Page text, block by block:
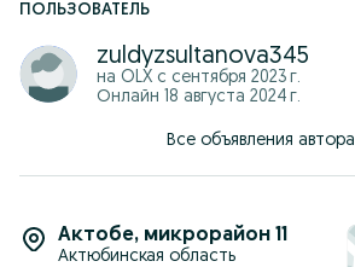
ПОЛЬЗОВАТЕЛЬ
zuldyzsultanova345
на OLX с сентября 2023 г.
Онлайн 18 августа 2024 г.
Все объявления автора
Актобе, микрорайон 11
Актюбинская область